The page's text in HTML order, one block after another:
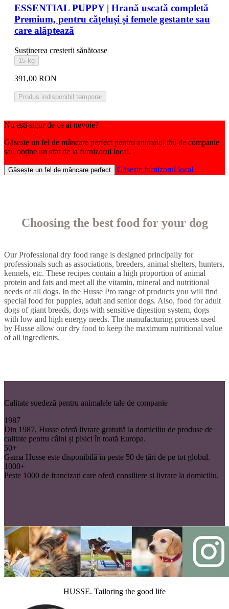
ESSENTIAL PUPPY | Hrană uscată completă
Premium, pentru cățeluși și femele gestante sau
care alăptează
Susținerea creșterii sănătoase
15 kg
391,00 RON
Produs indisponibil temporar
Nu ești sigur de ce ai nevoie?
Găsește un fel de mâncare perfect pentru animalul tău de companie
sau obține un sfat de la furnizorul local.
Găsește un fel de mâncare perfect Găsește furnizorul local
Choosing the best food for your dog
Our Professional dry food range is designed principally for
professionals such as associations, breeders, animal shelters, hunters,
kennels, etc. These recipes contain a high proportion of animal
protein and fats and meet all the vitamin, mineral and nutritional
needs of all dogs. In the Husse Pro range of products you will find
special food for puppies, adult and senior dogs. Also, food for adult
dogs of giant breeds, dogs with sensitive digestion system, dogs
with low and high energy needs. The manufacturing process used
by Husse allow our dry food to keep the maximum nutritional value
of all ingredients.
Calitate suedeză pentru animalele tale de companie
1987
Din 1987, Husse oferă livrare gratuită la domiciliu de produse de
calitate pentru câini și pisici în toată Europa.
50+
Gama Husse este disponibilă în peste 50 de țări de pe tot globul.
1000+
Peste 1000 de francizați care oferă consiliere și livrare la domiciliu.
HUSSE. Tailoring the good life